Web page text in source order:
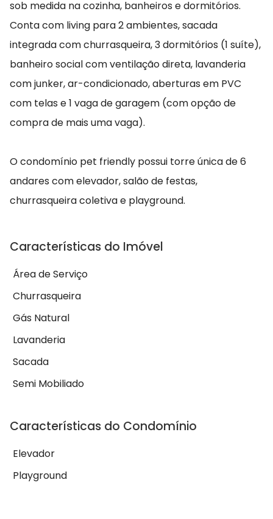
sob medida na cozinha, banheiros e dormitórios.
Conta com living para 2 ambientes, sacada
integrada com churrasqueira, 3 dormitórios (1 suíte),
banheiro social com ventilação direta, lavanderia
com junker, ar-condicionado, aberturas em PVC
com telas e 1 vaga de garagem (com opção de
compra de mais uma vaga).
O condomínio pet friendly possui torre única de 6
andares com elevador, salão de festas,
churrasqueira coletiva e playground.
Características do Imóvel
Área de Serviço
Churrasqueira
Gás Natural
Lavanderia
Sacada
Semi Mobiliado
Características do Condomínio
Elevador
Playground